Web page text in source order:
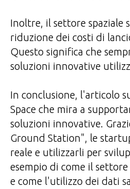
Inoltre, il settore spaziale
riduzione dei costi di
Questo significa che
soluzioni innovative
In conclusione, l'articolo
Space che mira a
soluzioni innovative.
Ground Station", le
reale e utilizzarli per
esempio di come il
e come l'utilizzo dei dati